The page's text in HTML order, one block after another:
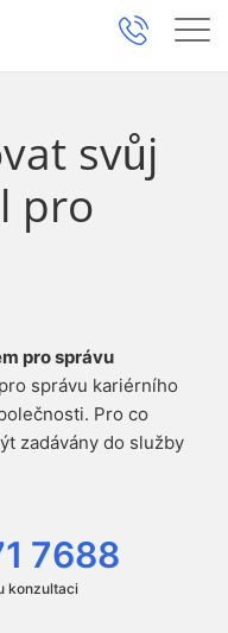
pro
pro správu
správu kariérního
Pro co
zadávány do služby
7688
konzultaci